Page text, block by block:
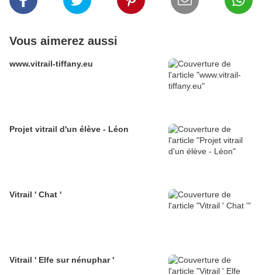
Vous aimerez aussi
www.vitrail-tiffany.eu
Projet vitrail d'un élève - Léon
Vitrail ' Chat '
Vitrail ' Elfe sur nénuphar '